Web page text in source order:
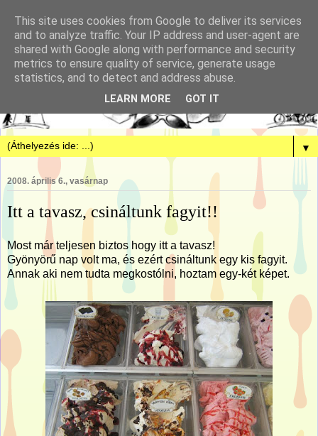
▼
2008. április 6., vasárnap
Itt a tavasz, csináltunk fagyit!!
Most már teljesen biztos hogy itt a tavasz!
Gyönyörű nap volt ma, és ezért csináltunk egy kis fagyit.
Annak aki nem tudta megkostólni, hoztam egy-két képet.
This site uses cookies from Google to deliver its services
and to analyze traffic. Your IP address and user-agent are
shared with Google along with performance and security
metrics to ensure quality of service, generate usage
statistics, and to detect and address abuse.
LEARN MORE GOT IT